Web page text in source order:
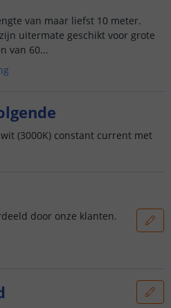
van maar liefst 10 meter.
uitermate geschikt voor grote
van 60...
(3000K) constant current met
door onze klanten.